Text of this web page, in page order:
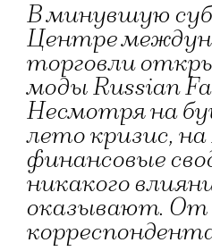
В минувшую
Центре
торговли
моды Russian
Несмотря на
лето кризис,
финансовые
никакого
оказывают. От